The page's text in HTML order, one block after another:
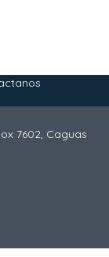
7602, Caguas